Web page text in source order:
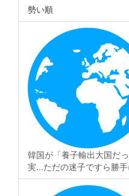
勢い順
韓国が「養子輸出大国だ
実...ただの迷子ですら勝